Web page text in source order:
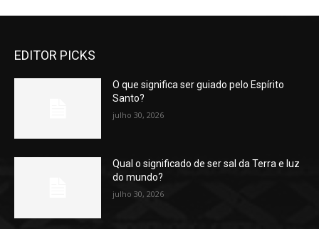
EDITOR PICKS
O que significa ser guiado pelo Espírito
Santo?
julho 30, 2026
Qual o significado de ser sal da Terra e luz
do mundo?
julho 30, 2026